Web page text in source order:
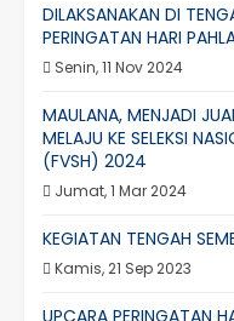
DILAKSANAKAN DI
PERINGATAN HARI
Senin, 11 Nov 2024
MAULANA, MENJADI
MELAJU KE SELEKSI
(FVSH) 2024
Jumat, 1 Mar 2024
KEGIATAN TENGAH
Kamis, 21 Sep 2023
UPCARA PERINGATAN